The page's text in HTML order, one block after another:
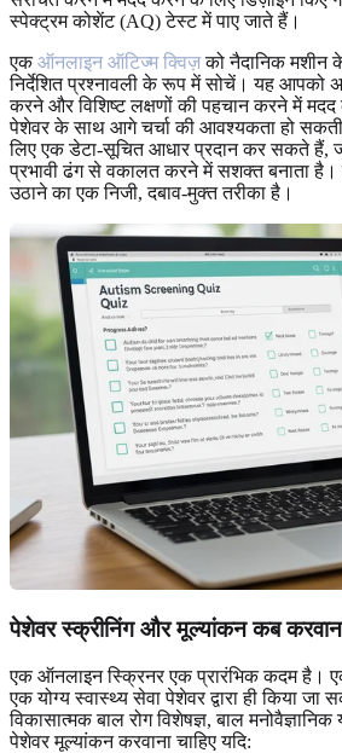
स्पेक्ट्रम कोशेंट (AQ) टेस्ट में पाए जाते हैं।
एकऑनलाइन ऑटिज्म क्विज़को नैदानिक मशीन
निर्देशित प्रश्नावली के रूप में सोचें। यह आपको
करने और विशिष्ट लक्षणों की पहचान करने में
पेशेवर के साथ आगे चर्चा की आवश्यकता हो
लिए एक डेटा-सूचित आधार प्रदान कर सकते हैं,
प्रभावी ढंग से वकालत करने में सशक्त बनाता
उठाने का एक निजी, दबाव-मुक्त तरीका है।
पेशेवर स्क्रीनिंग और मूल्यांकन कब
एक ऑनलाइन स्क्रिनर एक प्रारंभिक कदम है।
एक योग्य स्वास्थ्य सेवा पेशेवर द्वारा ही किया
विकासात्मक बाल रोग विशेषज्ञ, बाल
पेशेवर मूल्यांकन करवाना चाहिए यदि: